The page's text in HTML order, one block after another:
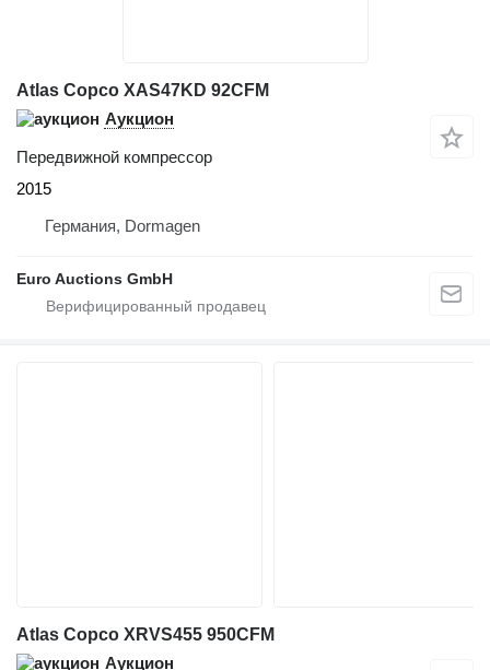
Atlas Copco XAS47KD 92CFM
Аукцион
Передвижной компрессор
2015
Германия, Dormagen
Euro Auctions GmbH
Atlas Copco XRVS455 950CFM
Аукцион